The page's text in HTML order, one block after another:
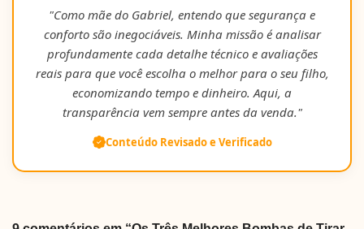
"Como mãe do Gabriel, entendo que segurança e
conforto são inegociáveis. Minha missão é analisar
profundamente cada detalhe técnico e avaliações
reais para que você escolha o melhor para o seu filho,
economizando tempo e dinheiro. Aqui, a
transparência vem sempre antes da venda."
Conteúdo Revisado e Verificado